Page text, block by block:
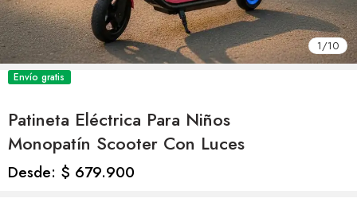
1/10
Envío gratis
Patineta Eléctrica Para Niños
Monopatín Scooter Con Luces
Desde: $ 679.900